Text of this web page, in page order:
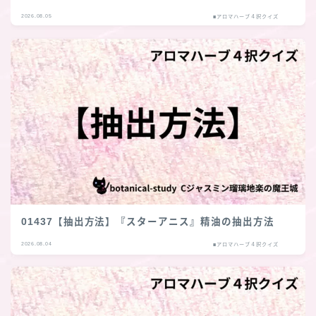
2026.08.05 ■アロマハーブ４択クイズ
01437【抽出方法】『スターアニス』精油の抽出方法
2026.08.04 ■アロマハーブ４択クイズ